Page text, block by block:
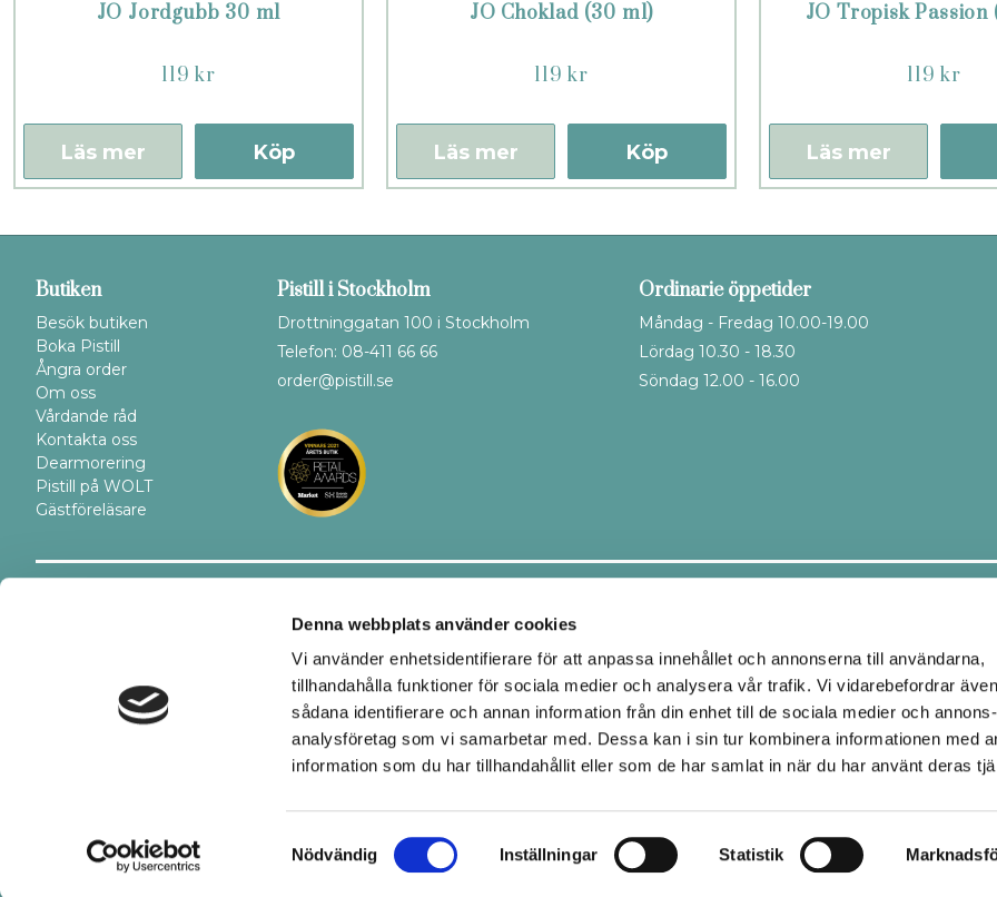
Denna webbplats använder cookies
Vi använder enhetsidentifierare för att anpassa innehållet och annonserna till användarna,
tillhandahålla funktioner för sociala medier och analysera vår trafik. Vi vidarebefordrar
sådana identifierare och annan information från din enhet till de sociala medier och
analysföretag som vi samarbetar med. Dessa kan i sin tur kombinera informationen med
information som du har tillhandahållit eller som de har samlat in när du har använt deras
Samtyckesval
Nödvändig Inställningar Statistik
JO Jordgubb 30 ml
119 kr
Köp
Läs mer
JO Choklad (30 ml)
119 kr
Köp
Läs mer
JO Tropisk Passion
119 kr
Läs mer
Butiken
Besök butiken
Boka Pistill
Ångra order
Om oss
Vårdande råd
Kontakta oss
Dearmorering
Pistill på WOLT
Gästföreläsare
Pistill i Stockholm
Drottninggatan 100 i Stockholm
Telefon: 08-411 66 66
order@pistill.se
Ordinarie öppetider
Måndag - Fredag 10.00-19.00
Lördag 10.30 - 18.30
Söndag 12.00 - 16.00
Ombud
Hemleverans
Upphämtning i butik